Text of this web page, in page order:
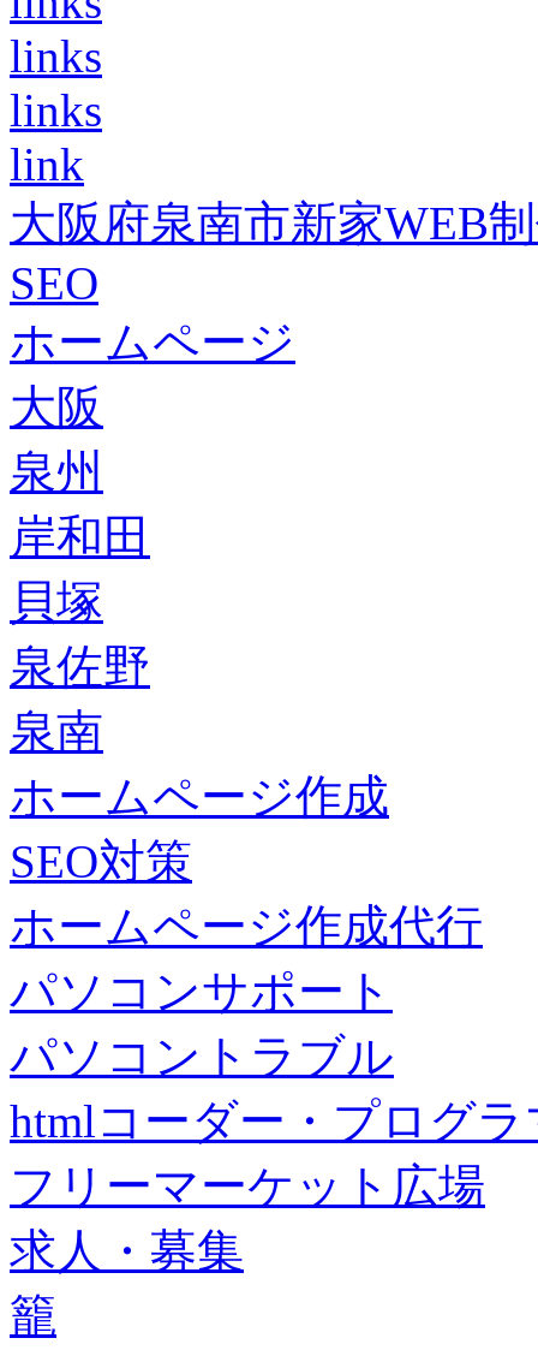
links
links
link
大阪府泉南市新家WEB
SEO
ホームページ
大阪
泉州
岸和田
貝塚
泉佐野
泉南
ホームページ作成
SEO対策
ホームページ作成代行
パソコンサポート
パソコントラブル
htmlコーダー・プログラ
フリーマーケット広場
求人・募集
籠